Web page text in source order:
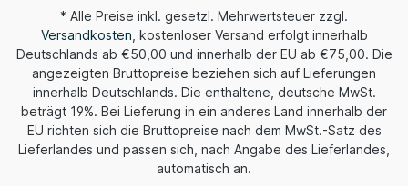
* Alle Preise inkl. gesetzl. Mehrwertsteuer zzgl.
Versandkosten , kostenloser Versand erfolgt innerhalb
Deutschlands ab €50,00 und innerhalb der EU ab €75,00. Die
angezeigten Bruttopreise beziehen sich auf Lieferungen
innerhalb Deutschlands. Die enthaltene, deutsche MwSt.
beträgt 19%. Bei Lieferung in ein anderes Land innerhalb der
EU richten sich die Bruttopreise nach dem MwSt.-Satz des
Lieferlandes und passen sich, nach Angabe des Lieferlandes,
automatisch an.